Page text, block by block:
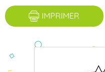
IMPRIMER